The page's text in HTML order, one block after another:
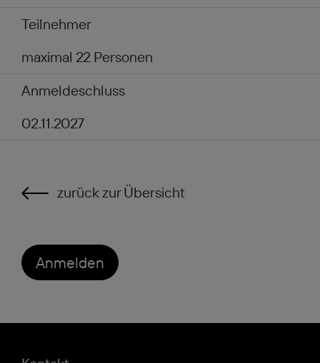
Teilnehmer
maximal 22 Personen
Anmeldeschluss
02.11.2027
zurück zur Übersicht
Anmelden